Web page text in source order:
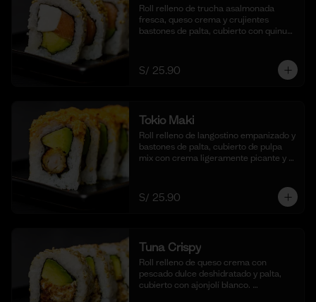
Roll relleno de trucha asalmonada
fresca, queso crema y crujientes
bastones de palta, cubierto con quinua
S/ 25.90
Tokio Maki
Roll relleno de langostino empanizado y
bastones de palta, cubierto de pulpa
mix con crema ligeramente picante y
S/ 25.90
Tuna Crispy
Roll relleno de queso crema con
pescado dulce deshidratado y palta,
cubierto con ajonjolí blanco.